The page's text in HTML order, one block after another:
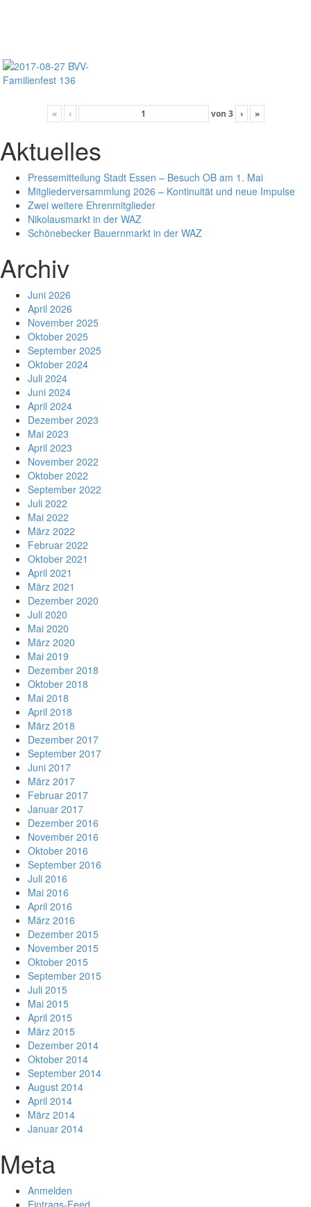
« ‹ von 3 › »
Aktuelles
Pressemitteilung Stadt Essen – Besuch OB am 1. Mai
Mitgliederversammlung 2026 – Kontinuität und neue Impulse
Zwei weitere Ehrenmitglieder
Nikolausmarkt in der WAZ
Schönebecker Bauernmarkt in der WAZ
Archiv
Juni 2026
April 2026
November 2025
Oktober 2025
September 2025
Oktober 2024
Juli 2024
Juni 2024
April 2024
Dezember 2023
Mai 2023
April 2023
November 2022
Oktober 2022
September 2022
Juli 2022
Mai 2022
März 2022
Februar 2022
Oktober 2021
April 2021
März 2021
Dezember 2020
Juli 2020
Mai 2020
März 2020
Mai 2019
Dezember 2018
Oktober 2018
Mai 2018
April 2018
März 2018
Dezember 2017
September 2017
Juni 2017
März 2017
Februar 2017
Januar 2017
Dezember 2016
November 2016
Oktober 2016
September 2016
Juli 2016
Mai 2016
April 2016
März 2016
Dezember 2015
November 2015
Oktober 2015
September 2015
Juli 2015
Mai 2015
April 2015
März 2015
Dezember 2014
Oktober 2014
September 2014
August 2014
April 2014
März 2014
Januar 2014
Meta
Anmelden
Eintrags-Feed